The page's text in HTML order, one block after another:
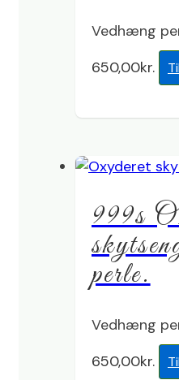
Vedhæng
650,00kr.
999s
perle.
Vedhæng
650,00kr.